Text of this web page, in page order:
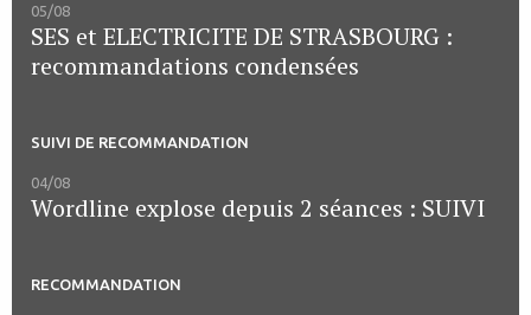
05/08
SES et ELECTRICITE DE STRASBOURG :
recommandations condensées
SUIVI DE RECOMMANDATION
04/08
Wordline explose depuis 2 séances : SUIVI
RECOMMANDATION